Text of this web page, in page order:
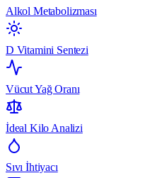
Alkol Metabolizması
D Vitamini Sentezi
Vücut Yağ Oranı
İdeal Kilo Analizi
Sıvı İhtiyacı